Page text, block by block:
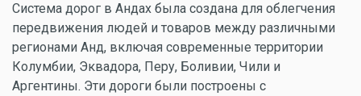
Система дорог в Андах была создана для облегчения
передвижения людей и товаров между различными
регионами Анд, включая современные территории
Колумбии, Эквадора, Перу, Боливии, Чили и
Аргентины. Эти дороги были построены с